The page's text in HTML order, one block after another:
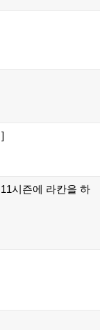
시즌에 라칸을 하